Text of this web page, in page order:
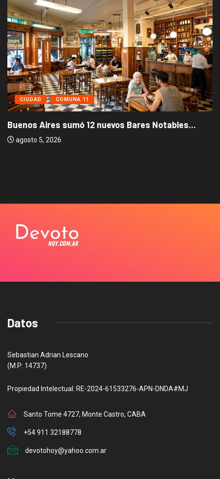
CIUDAD COMUNA 11
Buenos Aires sumó 12 nuevos Bares Notables...
agosto 5, 2026
Datos
Sebastian Adrian Lescano
(M.P: 14737)
Propiedad Intelectual: RE-2024-61533276-APN-DNDA#MJ
Santo Tome 4727, Monte Castro, CABA
+54 911 32188778
devotohoy@yahoo.com.ar